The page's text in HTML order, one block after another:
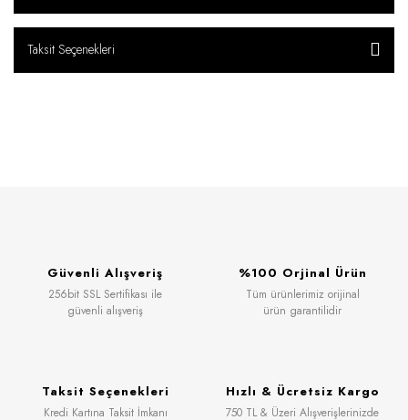
Taksit Seçenekleri
Güvenli Alışveriş
256bit SSL Sertifikası ile
güvenli alışveriş
%100 Orjinal Ürün
Tüm ürünlerimiz orijinal
ürün garantilidir
Taksit Seçenekleri
Kredi Kartına Taksit İmkanı
Hızlı & Ücretsiz Kargo
750 TL & Üzeri Alışverişlerinizde